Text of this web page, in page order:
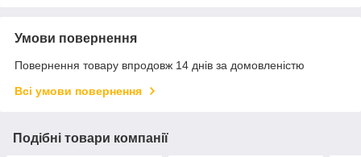
Умови повернення
Повернення товару впродовж 14 днів за домовленістю
Всі умови повернення
Подібні товари компанії